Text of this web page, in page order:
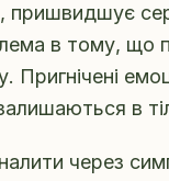
пришвидшує
в тому, що
в
через